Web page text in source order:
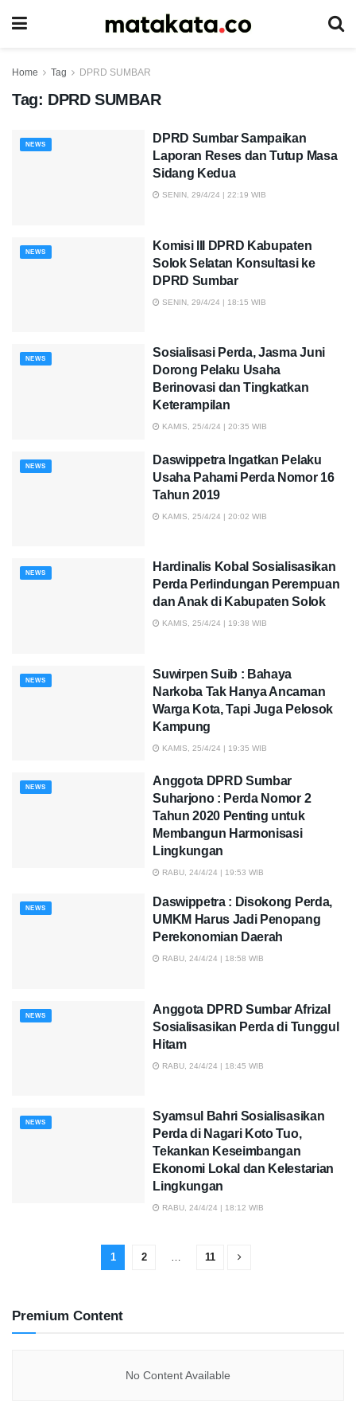
Home Tag DPRD SUMBAR
Tag: DPRD SUMBAR
NEWS
DPRD Sumbar Sampaikan
Laporan Reses dan Tutup Masa
Sidang Kedua
SENIN, 29/4/24 | 22:19 WIB
NEWS
Komisi III DPRD Kabupaten
Solok Selatan Konsultasi ke
DPRD Sumbar
SENIN, 29/4/24 | 18:15 WIB
NEWS
Sosialisasi Perda, Jasma Juni
Dorong Pelaku Usaha
Berinovasi dan Tingkatkan
Keterampilan
KAMIS, 25/4/24 | 20:35 WIB
NEWS
Daswippetra Ingatkan Pelaku
Usaha Pahami Perda Nomor 16
Tahun 2019
KAMIS, 25/4/24 | 20:02 WIB
NEWS
Hardinalis Kobal Sosialisasikan
Perda Perlindungan Perempuan
dan Anak di Kabupaten Solok
KAMIS, 25/4/24 | 19:38 WIB
NEWS
Suwirpen Suib : Bahaya
Narkoba Tak Hanya Ancaman
Warga Kota, Tapi Juga Pelosok
Kampung
KAMIS, 25/4/24 | 19:35 WIB
NEWS
Anggota DPRD Sumbar
Suharjono : Perda Nomor 2
Tahun 2020 Penting untuk
Membangun Harmonisasi
Lingkungan
RABU, 24/4/24 | 19:53 WIB
NEWS
Daswippetra : Disokong Perda,
UMKM Harus Jadi Penopang
Perekonomian Daerah
RABU, 24/4/24 | 18:58 WIB
NEWS
Anggota DPRD Sumbar Afrizal
Sosialisasikan Perda di Tunggul
Hitam
RABU, 24/4/24 | 18:45 WIB
NEWS
Syamsul Bahri Sosialisasikan
Perda di Nagari Koto Tuo,
Tekankan Keseimbangan
Ekonomi Lokal dan Kelestarian
Lingkungan
RABU, 24/4/24 | 18:12 WIB
1 2 … 11
Premium Content
No Content Available